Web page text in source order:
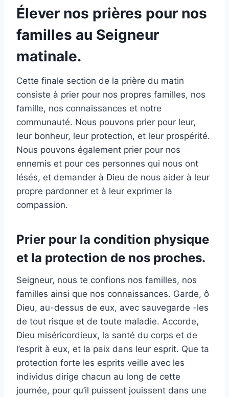
Élever nos prières pour nos
familles au Seigneur
matinale.
Cette finale section de la prière du matin
consiste à prier pour nos propres familles, nos
famille, nos connaissances et notre
communauté. Nous pouvons prier pour leur,
leur bonheur, leur protection, et leur prospérité.
Nous pouvons également prier pour nos
ennemis et pour ces personnes qui nous ont
lésés, et demander à Dieu de nous aider à leur
propre pardonner et à leur exprimer la
compassion.
Prier pour la condition physique
et la protection de nos proches.
Seigneur, nous te confions nos familles, nos
familles ainsi que nos connaissances. Garde, ô
Dieu, au-dessus de eux, avec sauvegarde -les
de tout risque et de toute maladie. Accorde,
Dieu miséricordieux, la santé du corps et de
l’esprit à eux, et la paix dans leur esprit. Que ta
protection forte les esprits veille avec les
individus dirige chacun au long de cette
journée, pour qu’il puissent jouissent dans une